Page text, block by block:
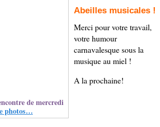
de mercredi
photos…
Abeilles musicales !
Merci pour votre travail,
votre humour
carnavalesque sous la
musique au miel !
A la prochaine!